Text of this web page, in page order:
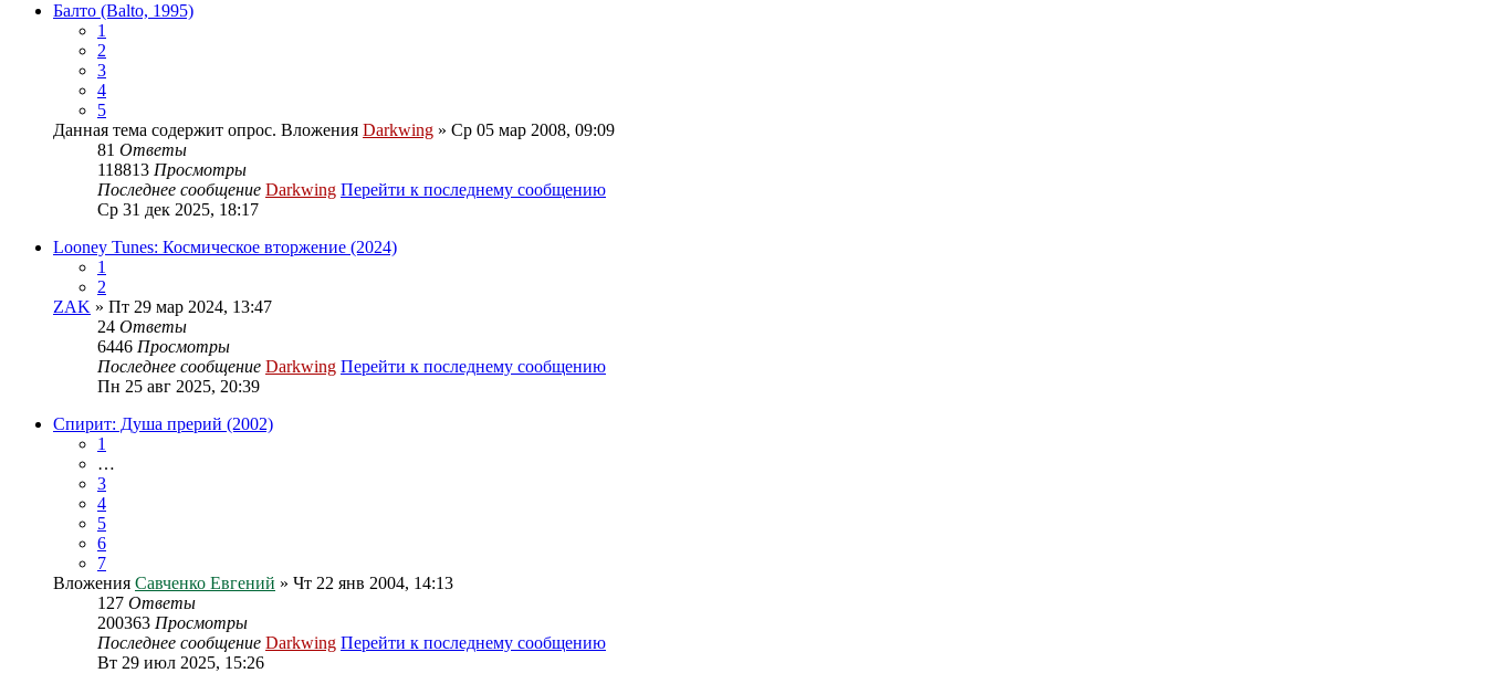
Балто (Balto, 1995)
1
2
3
4
5
Данная тема содержит опрос. Вложения Darkwing » Ср 05 мар 2008, 09:09
81 Ответы
118813 Просмотры
Последнее сообщение Darkwing Перейти к последнему сообщению
Ср 31 дек 2025, 18:17
Looney Tunes: Космическое вторжение (2024)
1
2
ZAK » Пт 29 мар 2024, 13:47
24 Ответы
6446 Просмотры
Последнее сообщение Darkwing Перейти к последнему сообщению
Пн 25 авг 2025, 20:39
Спирит: Душа прерий (2002)
1
…
3
4
5
6
7
Вложения Савченко Евгений » Чт 22 янв 2004, 14:13
127 Ответы
200363 Просмотры
Последнее сообщение Darkwing Перейти к последнему сообщению
Вт 29 июл 2025, 15:26